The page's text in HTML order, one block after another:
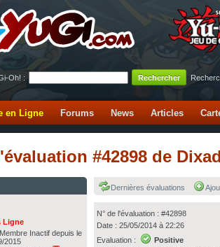
Oh! :
en Ligne Forums News Articles
#42898 de
Ligne
Membre Inactif depuis le
2015
Dernières évaluations
N° de l'évaluation : #42898
Date : 25/05/2014 à 22:26
Evaluation :
Positive